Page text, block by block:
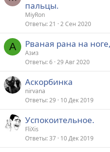
пальцы.
MiyRon
Ответы 21 2 Сен 2020
А Рваная рана на
Азиз
Ответы 6 29 Авг 2020
Аскорбинка
nirvana
Ответы 29 10 Дек 2019
Успокоительное.
FliXis
Ответы 37 10 Дек 2019